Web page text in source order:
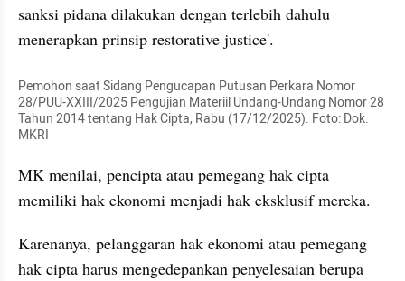
sanksi pidana dilakukan dengan terlebih dahulu
menerapkan prinsip restorative justice'.
Pemohon saat Sidang Pengucapan Putusan Perkara Nomor
28/PUU-XXIII/2025 Pengujian Materiil Undang-Undang Nomor 28
Tahun 2014 tentang Hak Cipta, Rabu (17/12/2025). Foto: Dok.
MKRI
MK menilai, pencipta atau pemegang hak cipta
memiliki hak ekonomi menjadi hak eksklusif mereka.
Karenanya, pelanggaran hak ekonomi atau pemegang
hak cipta harus mengedepankan penyelesaian berupa